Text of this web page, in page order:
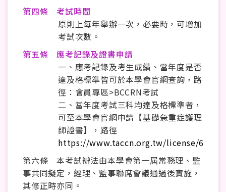
第四條 考試時間
原則上每年舉辦一次，必要時，可增加
考試次數。
第五條 應考記錄及證書申請
一、應考記錄及考生成績、當年度是否
達及格標準皆可於本學會官網查詢，路
徑：會員專區>BCCRN考試
二、當年度考試三科均達及格標準者，
可至本學會官網申請【基礎急重症護理
師證書】，路徑
https://www.taccn.org.tw/license/6
第六條 本考試辦法由本學會第一屆常務理、監
事共同擬定，經理、監事聯席會議通過後實施，
其修正時亦同。